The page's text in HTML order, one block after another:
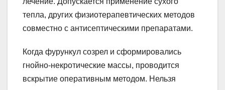
тепла, других физиотерапевтических методов
совместно с антисептическими препаратами.
Когда фурункул созрел и сформировались
гнойно-некротические массы, проводится
вскрытие оперативным методом. Нельзя